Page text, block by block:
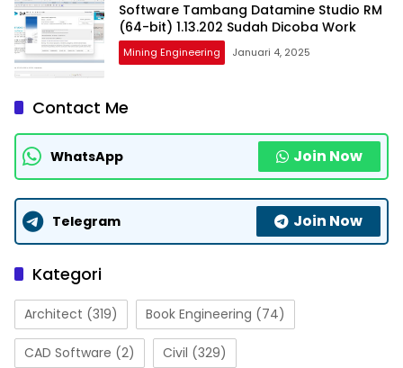
Software Tambang Datamine Studio RM
(64-bit) 1.13.202 Sudah Dicoba Work
Mining Engineering Januari 4, 2025
Contact Me
WhatsApp Join Now
Telegram Join Now
Kategori
Architect (319) Book Engineering (74)
CAD Software (2) Civil (329)